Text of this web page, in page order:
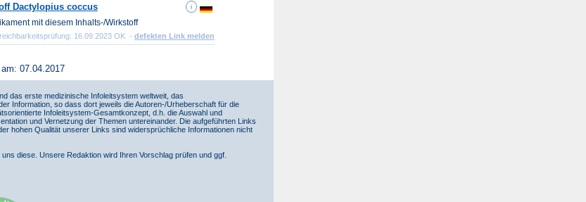
Dactylopius coccus
mit diesem Inhalts-/Wirkstoff
16.09.2023 OK - defekten Link melden
07.04.2017
das erste medizinische Infoleitsystem weltweit, das
Information, so dass dort jeweils die Autoren-/Urheberschaft für die
Infoleitsystem-Gesamtkonzept, d.h. die Auswahl und
und Vernetzung der Themen untereinander. Die aufgeführten Links
hohen Qualität unserer Links sind widersprüchliche Informationen nicht
uns diese. Unsere Redaktion wird Ihren Vorschlag prüfen und ggf.